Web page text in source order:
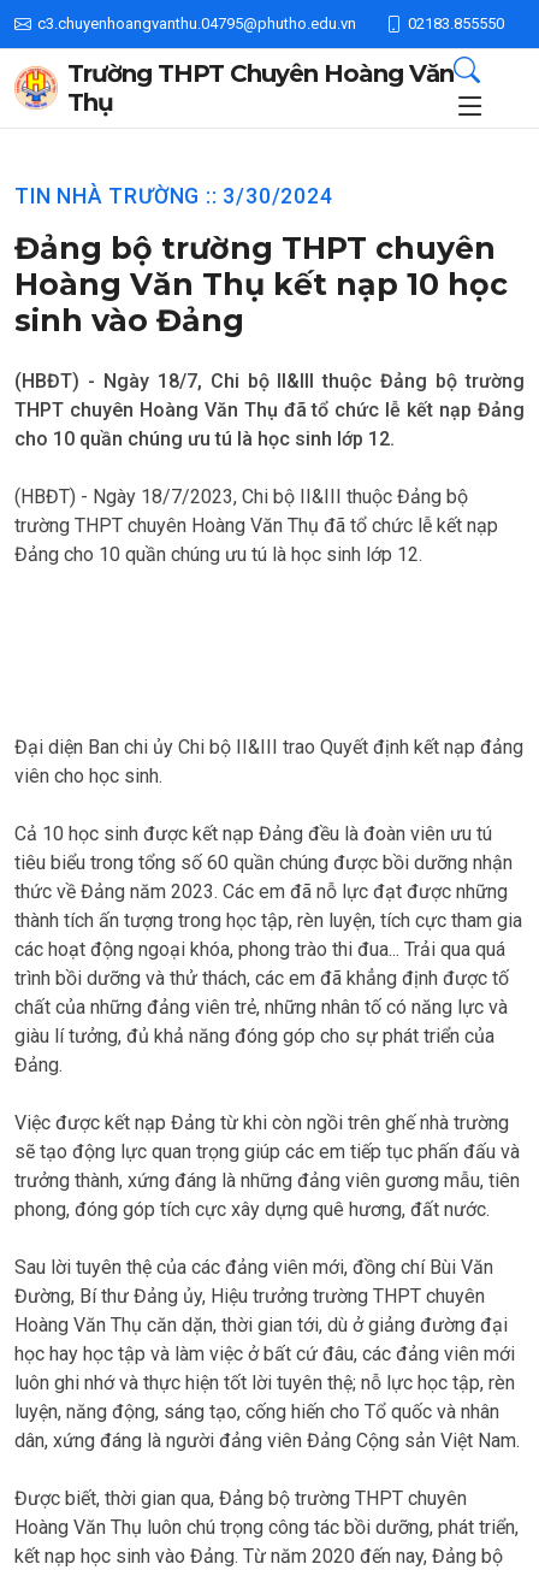
c3.chuyenhoangvanthu.04795@phutho.edu.vn 02183.855550
Trường THPT Chuyên Hoàng Văn
Thụ
TIN NHÀ TRƯỜNG :: 3/30/2024
Đảng bộ trường THPT chuyên
Hoàng Văn Thụ kết nạp 10 học
sinh vào Đảng
(HBĐT) - Ngày 18/7, Chi bộ II&III thuộc Đảng bộ trường
THPT chuyên Hoàng Văn Thụ đã tổ chức lễ kết nạp Đảng
cho 10 quần chúng ưu tú là học sinh lớp 12.
(HBĐT) - Ngày 18/7/2023, Chi bộ II&III thuộc Đảng bộ
trường THPT chuyên Hoàng Văn Thụ đã tổ chức lễ kết nạp
Đảng cho 10 quần chúng ưu tú là học sinh lớp 12.
Đại diện Ban chi ủy Chi bộ II&III trao Quyết định kết nạp đảng
viên cho học sinh.
Cả 10 học sinh được kết nạp Đảng đều là đoàn viên ưu tú
tiêu biểu trong tổng số 60 quần chúng được bồi dưỡng nhận
thức về Đảng năm 2023. Các em đã nỗ lực đạt được những
thành tích ấn tượng trong học tập, rèn luyện, tích cực tham gia
các hoạt động ngoại khóa, phong trào thi đua... Trải qua quá
trình bồi dưỡng và thử thách, các em đã khẳng định được tố
chất của những đảng viên trẻ, những nhân tố có năng lực và
giàu lí tưởng, đủ khả năng đóng góp cho sự phát triển của
Đảng.
Việc được kết nạp Đảng từ khi còn ngồi trên ghế nhà trường
sẽ tạo động lực quan trọng giúp các em tiếp tục phấn đấu và
trưởng thành, xứng đáng là những đảng viên gương mẫu, tiên
phong, đóng góp tích cực xây dựng quê hương, đất nước.
Sau lời tuyên thệ của các đảng viên mới, đồng chí Bùi Văn
Đường, Bí thư Đảng ủy, Hiệu trưởng trường THPT chuyên
Hoàng Văn Thụ căn dặn, thời gian tới, dù ở giảng đường đại
học hay học tập và làm việc ở bất cứ đâu, các đảng viên mới
luôn ghi nhớ và thực hiện tốt lời tuyên thệ; nỗ lực học tập, rèn
luyện, năng động, sáng tạo, cống hiến cho Tổ quốc và nhân
dân, xứng đáng là người đảng viên Đảng Cộng sản Việt Nam.
Được biết, thời gian qua, Đảng bộ trường THPT chuyên
Hoàng Văn Thụ luôn chú trọng công tác bồi dưỡng, phát triển,
kết nạp học sinh vào Đảng. Từ năm 2020 đến nay, Đảng bộ